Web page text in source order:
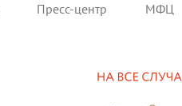
Пресс-центр МФЦ